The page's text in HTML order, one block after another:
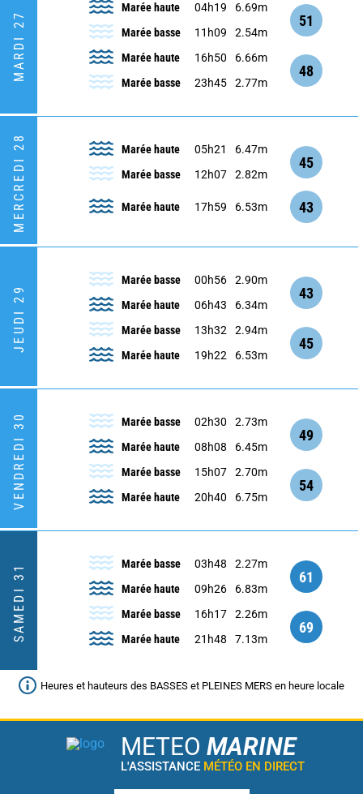
MARDI 27
Marée haute 04h19
6.69m
Marée basse
11h09 2.54m
51
Marée haute 16h50
6.66m
Marée basse
23h45 2.77m
48
MERCREDI 28 Marée haute 05h21
6.47m
Marée basse
12h07 2.82m
45
Marée haute 17h59 6.53m 43
JEUDI 29
Marée basse 00h56
2.90m
Marée haute
06h43 6.34m
43
Marée basse 13h32
2.94m
Marée haute
19h22 6.53m
45
VENDREDI 30 Marée basse 02h30
2.73m
Marée haute
08h08 6.45m
49
Marée basse 15h07
2.70m
Marée haute
20h40 6.75m
54
SAMEDI 31 Marée basse 03h48
2.27m
Marée haute
09h26 6.83m
61
Marée basse 16h17
2.26m
Marée haute
21h48 7.13m
69
Heures et hauteurs des BASSES et PLEINES MERS en heure locale
METEO MARINE
L'ASSISTANCE MÉTÉO EN DIRECT